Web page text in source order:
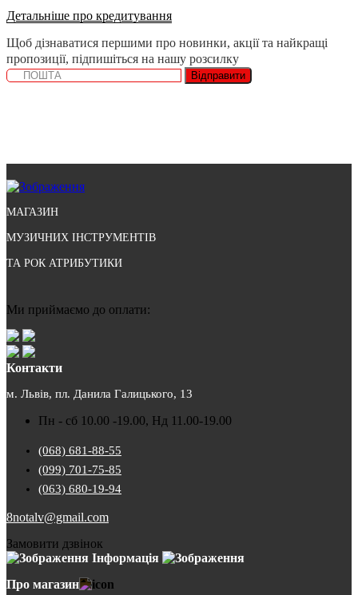
Детальніше про кредитування
Щоб дізнаватися першими про новинки, акції та найкращі
пропозиції, підпишіться на нашу розсилку
Відправити
МАГАЗИН
МУЗИЧНИХ ІНСТРУМЕНТІВ
ТА РОК АТРИБУТИКИ
Ми приймаємо до оплати:
Контакти
м. Львів, пл. Данила Галицького, 13
Пн - сб 10.00 -19.00, Нд 11.00-19.00
(068) 681-88-55
(099) 701-75-85
(063) 680-19-94
8notalv@gmail.com
Замовити дзвінок
Інформація
Про магазин